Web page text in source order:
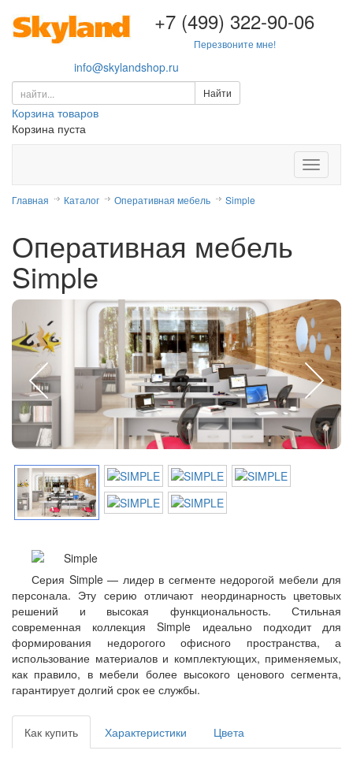
+7 (499) 322-90-06
Перезвоните мне!
info@skylandshop.ru
Корзина товаров
Корзина пуста
меню
Главная Каталог Оперативная мебель Simple
Оперативная мебель
Simple
Серия Simple — лидер в сегменте недорогой мебели для
персонала. Эту серию отличают неординарность цветовых
решений и высокая функциональность. Стильная
современная коллекция Simple идеально подходит для
формирования недорогого офисного пространства, а
использование материалов и комплектующих, применяемых,
как правило, в мебели более высокого ценового сегмента,
гарантирует долгий срок ее службы.
Как купить Характеристики Цвета